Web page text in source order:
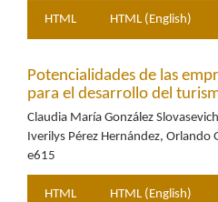
HTML HTML (English)
Potencialidades de las
para el desarrollo del
Claudia María González
Iverilys Pérez Hernández, Orlando
e615
HTML HTML (English)